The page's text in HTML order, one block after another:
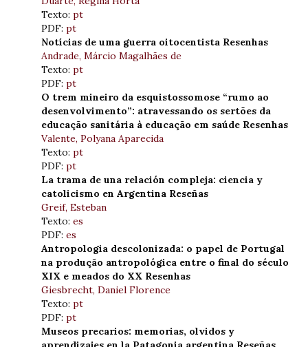
Texto: pt
PDF: pt
Notícias de uma guerra oitocentista Resenhas
Andrade, Márcio Magalhães de
Texto: pt
PDF: pt
O trem mineiro da esquistossomose “rumo ao
desenvolvimento”: atravessando os sertões da
educação sanitária à educação em saúde Resenhas
Valente, Polyana Aparecida
Texto: pt
PDF: pt
La trama de una relación compleja: ciencia y
catolicismo en Argentina Reseñas
Greif, Esteban
Texto: es
PDF: es
Antropologia descolonizada: o papel de Portugal
na produção antropológica entre o final do século
XIX e meados do XX Resenhas
Giesbrecht, Daniel Florence
Texto: pt
PDF: pt
Museos precarios: memorias, olvidos y